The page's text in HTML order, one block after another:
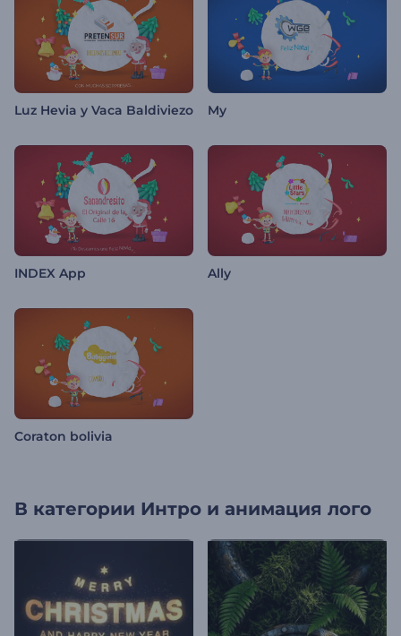
Luz Hevia y Vaca Baldiviezo My
INDEX App Ally
Coraton bolivia
В категории Интро и анимация лого